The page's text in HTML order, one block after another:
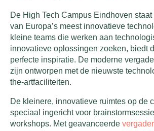
De High Tech Campus Eindhoven
van Europa’s meest innovatieve
kleine teams die werken aan
innovatieve oplossingen zoeken, biedt
perfecte inspiratie. De moderne
zijn ontworpen met de nieuwste
the-artfaciliteiten.
De kleinere, innovatieve ruimtes op de
speciaal ingericht voor
workshops. Met geavanceerde